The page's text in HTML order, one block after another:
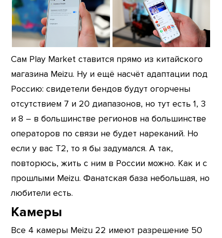
Сам Play Market ставится прямо из китайского
магазина Meizu. Ну и ещё насчёт адаптации под
Россию: свидетели бендов будут огорчены
отсутствием 7 и 20 диапазонов, но тут есть 1, 3
и 8 – в большинстве регионов на большинстве
операторов по связи не будет нареканий. Но
если у вас T2, то я бы задумался. А так,
повторюсь, жить с ним в России можно. Как и с
прошлыми Meizu. Фанатская база небольшая, но
любители есть.
Камеры
Все 4 камеры Meizu 22 имеют разрешение 50